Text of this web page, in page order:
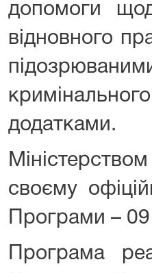
допомоги
відновного
додатками.
своєму
Програми –
Програма